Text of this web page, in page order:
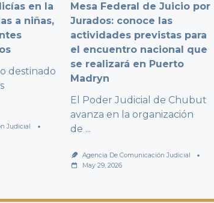
en la
a niñas,
destinado
Judicial
Mesa Federal de Juicio por
Jurados: conoce las
actividades previstas para
el encuentro nacional que
se realizará en Puerto
Madryn
El Poder Judicial de Chubut
avanza en la organización
de ...
Agencia De Comunicación Judicial
May 29, 2026